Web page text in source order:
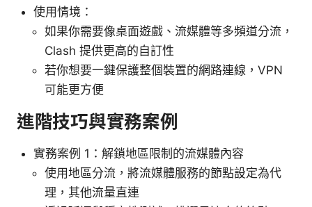
使用情境：
如果你需要像桌面遊戲、流媒體等多頻道分流，
Clash 提供更高的自訂性
若你想要一鍵保護整個裝置的網路連線，VPN
可能更方便
進階技巧與實務案例
實務案例 1：解鎖地區限制的流媒體內容
使用地區分流，將流媒體服務的節點設定為代
理，其他流量直連